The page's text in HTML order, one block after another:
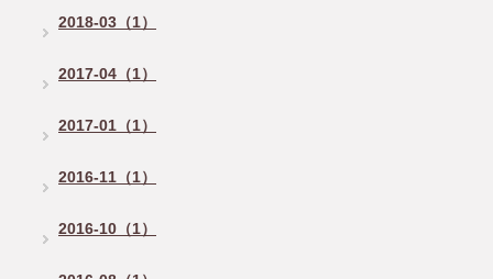
2018-03（1）
2017-04（1）
2017-01（1）
2016-11（1）
2016-10（1）